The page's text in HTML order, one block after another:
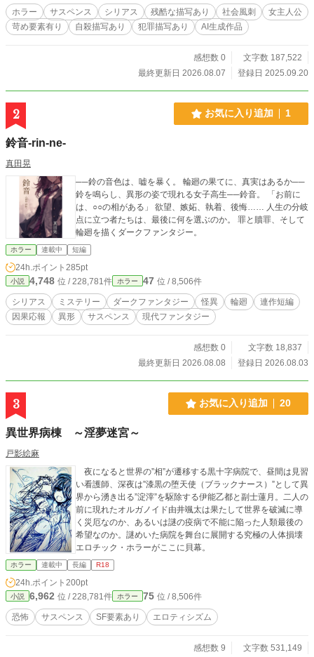
揺るがす。 『迎えに来て』 送信者は不明。ただの悪戯かと思
い、そのまま無視するルナ。 しかし、心の奥では何かが静か
に、けれど確かに動き出していた。 ──これは、“笑わなくな
ホラー サスペンス シリアス 残酷な描写あり 社会風刺
女主人公
苛め要素有り
自殺描写あり 犯罪描写あり AI生成作品
感想数 0
文字数 187,522
最終更新日 2026.08.07
登録日 2025.09.20
2 お気に入り追加 1
鈴音-rin-ne-
真田晃
──鈴の音色は、嘘を暴く。 輪廻の果てに、真実はあるか──
鈴を鳴らし、異形の姿で現れる女子高生──鈴音。 「お前に
は、○○の相がある」 欲望、嫉妬、執着、後悔…… 人生の分岐
点に立つ者たちは、最後に何を選ぶのか。 罪と贖罪、そして
輪廻を描くダークファンタジー。
ホラー 連載中 短編
24h.ポイント 285pt
小説 4,748 位 / 228,781件 ホラー 47 位 / 8,506件
シリアス ミステリー ダークファンタジー 怪異 輪廻
連作短編
因果応報
異形 サスペンス 現代ファンタジー
感想数 0
文字数 18,837
最終更新日 2026.08.08
登録日 2026.08.03
3 お気に入り追加 20
異世界病棟 ～淫夢迷宮～
戸影絵麻
夜になると世界の”相”が遷移する黒十字病院で、昼間は見習
い看護師、深夜は”漆黒の堕天使（ブラックナース）”として異
界から湧き出る”淀滓”を駆除する伊能乙都と副士蓮月。二人の
前に現れたオルガノイド由井颯太は果たして世界を破滅に導
く災厄なのか、あるいは謎の疫病で不能に陥った人類最後の
希望なのか。謎めいた病院を舞台に展開する究極の人体損壊
エロチック・ホラーがここに貝幕。
ホラー 連載中 長編 R18
24h.ポイント 200pt
小説 6,962 位 / 228,781件 ホラー 75 位 / 8,506件
恐怖 サスペンス SF要素あり エロティシズム
感想数 9
文字数 531,149